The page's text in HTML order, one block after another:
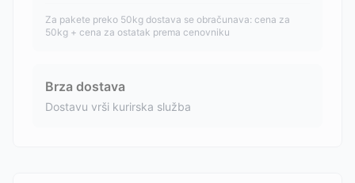
Za pakete preko 50kg dostava se obračunava: cena za
50kg + cena za ostatak prema cenovniku
Brza dostava
Dostavu vrši kurirska služba